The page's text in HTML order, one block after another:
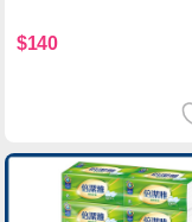
$140